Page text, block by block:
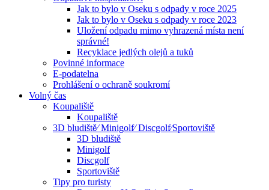
Jak to bylo v Oseku s odpady v roce 2025
Jak to bylo v Oseku s odpady v roce 2023
Uložení odpadu mimo vyhrazená místa není
správné!
Recyklace jedlých olejů a tuků
Povinné informace
E-podatelna
Prohlášení o ochraně soukromí
Volný čas
Koupaliště
Koupaliště
3D bludiště⁄ Minigolf⁄ Discgolf⁄Sportoviště
3D bludiště
Minigolf
Discgolf
Sportoviště
Tipy pro turisty